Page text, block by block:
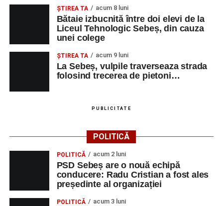
ŞTIREA TA acum 8 luni
Bătaie izbucnită între doi elevi de la
Liceul Tehnologic Sebeș, din cauza
unei colege
ŞTIREA TA acum 9 luni
La Sebeș, vulpile traverseaza strada
folosind trecerea de pietoni…
PUBLICITATE
POLITICĂ
POLITICĂ acum 2 luni
PSD Sebeș are o nouă echipă
conducere: Radu Cristian a fost ales
președinte al organizației
POLITICĂ acum 3 luni